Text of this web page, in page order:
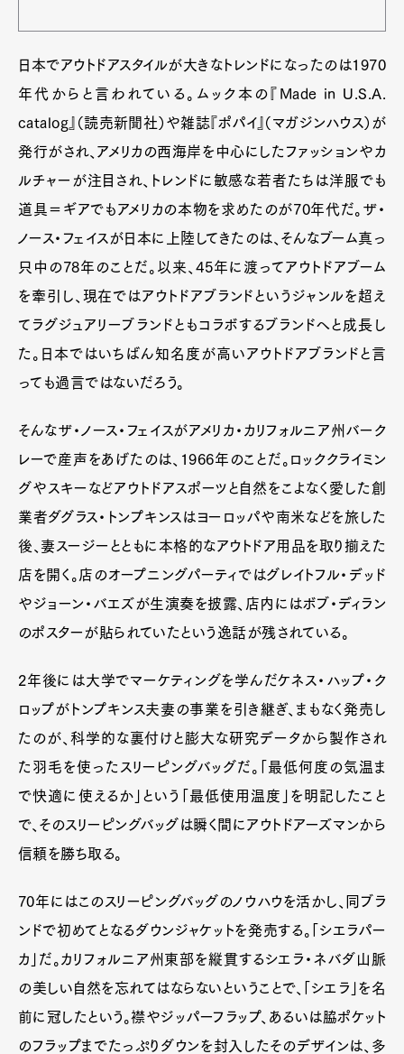
日本でアウトドアスタイルが大きなトレンドになったのは1970
年代からと言われている。ムック本の『Made in U.S.A.
catalog』（読売新聞社）や雑誌『ポパイ』（マガジンハウス）が
発行がされ、アメリカの西海岸を中心にしたファッションやカ
ルチャーが注目され、トレンドに敏感な若者たちは洋服でも
道具＝ギアでもアメリカの本物を求めたのが70年代だ。ザ・
ノース・フェイスが日本に上陸してきたのは、そんなブーム真っ
只中の78年のことだ。以来、45年に渡ってアウトドアブーム
を牽引し、現在ではアウトドアブランドというジャンルを超え
てラグジュアリーブランドともコラボするブランドへと成長し
た。日本ではいちばん知名度が高いアウトドアブランドと言
っても過言ではないだろう。
そんなザ・ノース・フェイスがアメリカ・カリフォルニア州バーク
レーで産声をあげたのは、1966年のことだ。ロッククライミン
グやスキーなどアウトドアスポーツと自然をこよなく愛した創
業者ダグラス・トンプキンスはヨーロッパや南米などを旅した
後、妻スージーとともに本格的なアウトドア用品を取り揃えた
店を開く。店のオープニングパーティではグレイトフル・デッド
やジョーン・バエズが生演奏を披露、店内にはボブ・ディラン
のポスターが貼られていたという逸話が残されている。
2年後には大学でマーケティングを学んだケネス・ハップ・ク
ロップがトンプキンス夫妻の事業を引き継ぎ、まもなく発売し
たのが、科学的な裏付けと膨大な研究データから製作され
た羽毛を使ったスリーピングバッグだ。「最低何度の気温ま
で快適に使えるか」という「最低使用温度」を明記したこと
で、そのスリーピングバッグは瞬く間にアウトドアーズマンから
信頼を勝ち取る。
70年にはこのスリーピングバッグのノウハウを活かし、同ブラ
ンドで初めてとなるダウンジャケットを発売する。「シエラパー
カ」だ。カリフォルニア州東部を縦貫するシエラ・ネバダ山脈
の美しい自然を忘れてはならないということで、「シエラ」を名
前に冠したという。襟やジッパーフラップ、あるいは脇ポケット
のフラップまでたっぷりダウンを封入したそのデザインは、多